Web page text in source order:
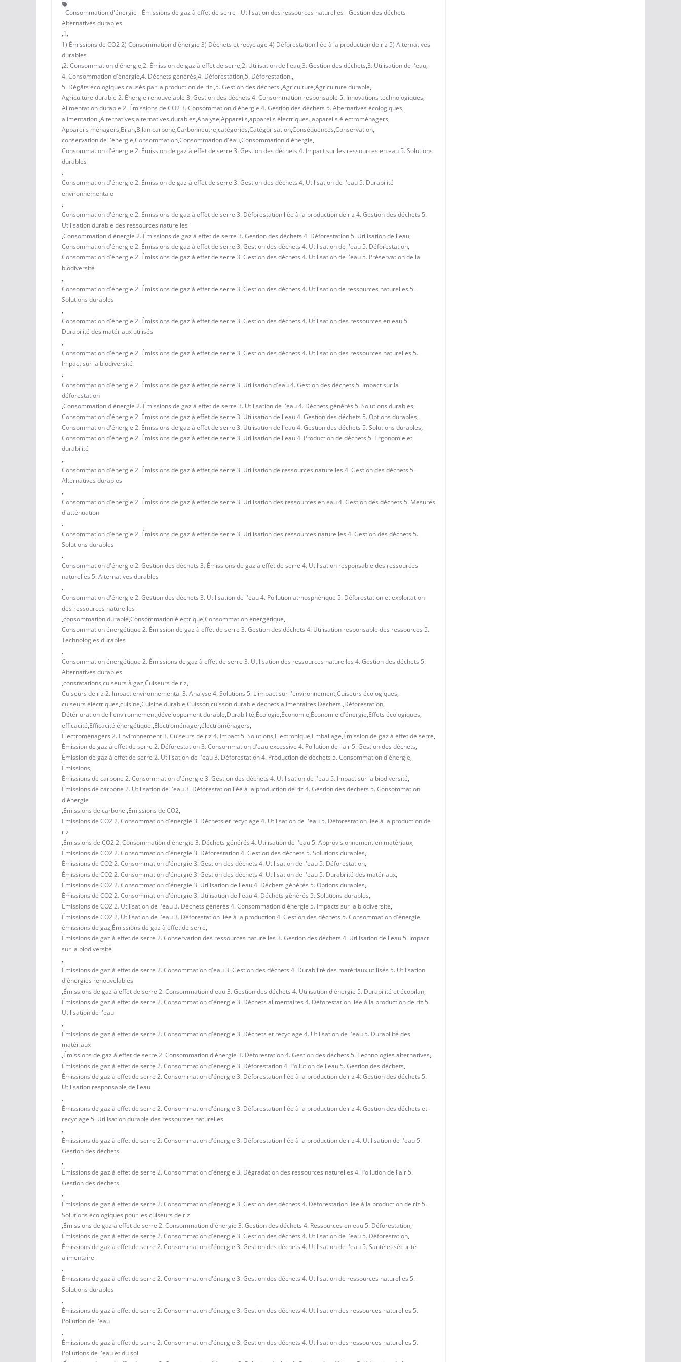
- Consommation d'énergie - Émissions de gaz à effet de serre - Utilisation des ressources naturelles - Gestion des déchets -
Alternatives durables
,1,
1) Émissions de CO2 2) Consommation d'énergie 3) Déchets et recyclage 4) Déforestation liée à la production de riz 5) Alternatives
durables
,2. Consommation d'énergie,2. Émission de gaz à effet de serre,2. Utilisation de l'eau,3. Gestion des déchets,3. Utilisation de l'eau,
4. Consommation d'énergie,4. Déchets générés,4. Déforestation,5. Déforestation.,
5. Dégâts écologiques causés par la production de riz.,5. Gestion des déchets.,Agriculture,Agriculture durable,
Agriculture durable 2. Énergie renouvelable 3. Gestion des déchets 4. Consommation responsable 5. Innovations technologiques,
Alimentation durable 2. Émissions de CO2 3. Consommation d'énergie 4. Gestion des déchets 5. Alternatives écologiques,
alimentation.,Alternatives,alternatives durables,Analyse,Appareils,appareils électriques.,appareils électroménagers,
Appareils ménagers,Bilan,Bilan carbone,Carbonneutre,catégories,Catégorisation,Conséquences,Conservation,
conservation de l'énergie,Consommation,Consommation d'eau,Consommation d'énergie,
Consommation d'énergie 2. Émission de gaz à effet de serre 3. Gestion des déchets 4. Impact sur les ressources en eau 5. Solutions
durables
,
Consommation d'énergie 2. Émission de gaz à effet de serre 3. Gestion des déchets 4. Utilisation de l'eau 5. Durabilité
environnementale
,
Consommation d'énergie 2. Émissions de gaz à effet de serre 3. Déforestation liée à la production de riz 4. Gestion des déchets 5.
Utilisation durable des ressources naturelles
,Consommation d'énergie 2. Émissions de gaz à effet de serre 3. Gestion des déchets 4. Déforestation 5. Utilisation de l'eau,
Consommation d'énergie 2. Émissions de gaz à effet de serre 3. Gestion des déchets 4. Utilisation de l'eau 5. Déforestation,
Consommation d'énergie 2. Émissions de gaz à effet de serre 3. Gestion des déchets 4. Utilisation de l'eau 5. Préservation de la
biodiversité
,
Consommation d'énergie 2. Émissions de gaz à effet de serre 3. Gestion des déchets 4. Utilisation de ressources naturelles 5.
Solutions durables
,
Consommation d'énergie 2. Émissions de gaz à effet de serre 3. Gestion des déchets 4. Utilisation des ressources en eau 5.
Durabilité des matériaux utilisés
,
Consommation d'énergie 2. Émissions de gaz à effet de serre 3. Gestion des déchets 4. Utilisation des ressources naturelles 5.
Impact sur la biodiversité
,
Consommation d'énergie 2. Émissions de gaz à effet de serre 3. Utilisation d'eau 4. Gestion des déchets 5. Impact sur la
déforestation
,Consommation d'énergie 2. Émissions de gaz à effet de serre 3. Utilisation de l'eau 4. Déchets générés 5. Solutions durables,
Consommation d'énergie 2. Émissions de gaz à effet de serre 3. Utilisation de l'eau 4. Gestion des déchets 5. Options durables,
Consommation d'énergie 2. Émissions de gaz à effet de serre 3. Utilisation de l'eau 4. Gestion des déchets 5. Solutions durables,
Consommation d'énergie 2. Émissions de gaz à effet de serre 3. Utilisation de l'eau 4. Production de déchets 5. Ergonomie et
durabilité
,
Consommation d'énergie 2. Émissions de gaz à effet de serre 3. Utilisation de ressources naturelles 4. Gestion des déchets 5.
Alternatives durables
,
Consommation d'énergie 2. Émissions de gaz à effet de serre 3. Utilisation des ressources en eau 4. Gestion des déchets 5. Mesures
d'atténuation
,
Consommation d'énergie 2. Émissions de gaz à effet de serre 3. Utilisation des ressources naturelles 4. Gestion des déchets 5.
Solutions durables
,
Consommation d'énergie 2. Gestion des déchets 3. Émissions de gaz à effet de serre 4. Utilisation responsable des ressources
naturelles 5. Alternatives durables
,
Consommation d'énergie 2. Gestion des déchets 3. Utilisation de l'eau 4. Pollution atmosphérique 5. Déforestation et exploitation
des ressources naturelles
,consommation durable,Consommation électrique,Consommation énergétique,
Consommation énergétique 2. Émission de gaz à effet de serre 3. Gestion des déchets 4. Utilisation responsable des ressources 5.
Technologies durables
,
Consommation énergétique 2. Émissions de gaz à effet de serre 3. Utilisation des ressources naturelles 4. Gestion des déchets 5.
Alternatives durables
,constatations,cuiseurs à gaz,Cuiseurs de riz,
Cuiseurs de riz 2. Impact environnemental 3. Analyse 4. Solutions 5. L'impact sur l'environnement,Cuiseurs écologiques,
cuiseurs électriques,cuisine,Cuisine durable,Cuisson,cuisson durable,déchets alimentaires,Déchets.,Déforestation,
Détérioration de l'environnement,développement durable,Durabilité,Écologie,Économie,Économie d'énergie,Effets écologiques,
efficacité,Efficacité énergétique.,Électroménager,électroménagers,
Électroménagers 2. Environnement 3. Cuiseurs de riz 4. Impact 5. Solutions,Electronique,Emballage,Émission de gaz à effet de serre,
Émission de gaz à effet de serre 2. Déforestation 3. Consommation d'eau excessive 4. Pollution de l'air 5. Gestion des déchets,
Émission de gaz à effet de serre 2. Utilisation de l'eau 3. Déforestation 4. Production de déchets 5. Consommation d'énergie,
Émissions,
Émissions de carbone 2. Consommation d'énergie 3. Gestion des déchets 4. Utilisation de l'eau 5. Impact sur la biodiversité,
Émissions de carbone 2. Utilisation de l'eau 3. Déforestation liée à la production de riz 4. Gestion des déchets 5. Consommation
d'énergie
,Émissions de carbone.,Émissions de CO2,
Emissions de CO2 2. Consommation d'énergie 3. Déchets et recyclage 4. Utilisation de l'eau 5. Déforestation liée à la production de
riz
,Émissions de CO2 2. Consommation d'énergie 3. Déchets générés 4. Utilisation de l'eau 5. Approvisionnement en matériaux,
Émissions de CO2 2. Consommation d'énergie 3. Déforestation 4. Gestion des déchets 5. Solutions durables,
Émissions de CO2 2. Consommation d'énergie 3. Gestion des déchets 4. Utilisation de l'eau 5. Déforestation,
Émissions de CO2 2. Consommation d'énergie 3. Gestion des déchets 4. Utilisation de l'eau 5. Durabilité des matériaux,
Émissions de CO2 2. Consommation d'énergie 3. Utilisation de l'eau 4. Déchets générés 5. Options durables,
Émissions de CO2 2. Consommation d'énergie 3. Utilisation de l'eau 4. Déchets générés 5. Solutions durables,
Émissions de CO2 2. Utilisation de l'eau 3. Déchets générés 4. Consommation d'énergie 5. Impacts sur la biodiversité,
Émissions de CO2 2. Utilisation de l'eau 3. Déforestation liée à la production 4. Gestion des déchets 5. Consommation d'énergie,
émissions de gaz,Émissions de gaz à effet de serre,
Émissions de gaz à effet de serre 2. Conservation des ressources naturelles 3. Gestion des déchets 4. Utilisation de l'eau 5. Impact
sur la biodiversité
,
Émissions de gaz à effet de serre 2. Consommation d'eau 3. Gestion des déchets 4. Durabilité des matériaux utilisés 5. Utilisation
d'énergies renouvelables
,Émissions de gaz à effet de serre 2. Consommation d'eau 3. Gestion des déchets 4. Utilisation d'énergie 5. Durabilité et écobilan,
Émissions de gaz à effet de serre 2. Consommation d'énergie 3. Déchets alimentaires 4. Déforestation liée à la production de riz 5.
Utilisation de l'eau
,
Émissions de gaz à effet de serre 2. Consommation d'énergie 3. Déchets et recyclage 4. Utilisation de l'eau 5. Durabilité des
matériaux
,Émissions de gaz à effet de serre 2. Consommation d'énergie 3. Déforestation 4. Gestion des déchets 5. Technologies alternatives,
Émissions de gaz à effet de serre 2. Consommation d'énergie 3. Déforestation 4. Pollution de l'eau 5. Gestion des déchets,
Émissions de gaz à effet de serre 2. Consommation d'énergie 3. Déforestation liée à la production de riz 4. Gestion des déchets 5.
Utilisation responsable de l'eau
,
Émissions de gaz à effet de serre 2. Consommation d'énergie 3. Déforestation liée à la production de riz 4. Gestion des déchets et
recyclage 5. Utilisation durable des ressources naturelles
,
Émissions de gaz à effet de serre 2. Consommation d'énergie 3. Déforestation liée à la production de riz 4. Utilisation de l'eau 5.
Gestion des déchets
,
Émissions de gaz à effet de serre 2. Consommation d'énergie 3. Dégradation des ressources naturelles 4. Pollution de l'air 5.
Gestion des déchets
,
Émissions de gaz à effet de serre 2. Consommation d'énergie 3. Gestion des déchets 4. Déforestation liée à la production de riz 5.
Solutions écologiques pour les cuiseurs de riz
,Émissions de gaz à effet de serre 2. Consommation d'énergie 3. Gestion des déchets 4. Ressources en eau 5. Déforestation,
Émissions de gaz à effet de serre 2. Consommation d'énergie 3. Gestion des déchets 4. Utilisation de l'eau 5. Déforestation,
Émissions de gaz à effet de serre 2. Consommation d'énergie 3. Gestion des déchets 4. Utilisation de l'eau 5. Santé et sécurité
alimentaire
,
Émissions de gaz à effet de serre 2. Consommation d'énergie 3. Gestion des déchets 4. Utilisation de ressources naturelles 5.
Solutions durables
,
Émissions de gaz à effet de serre 2. Consommation d'énergie 3. Gestion des déchets 4. Utilisation des ressources naturelles 5.
Pollution de l'eau
,
Émissions de gaz à effet de serre 2. Consommation d'énergie 3. Gestion des déchets 4. Utilisation des ressources naturelles 5.
Pollutions de l'eau et du sol